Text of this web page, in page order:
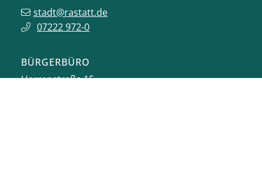
stadt@rastatt.de
07222 972-0
BÜRGERBÜRO
Herrenstraße 15